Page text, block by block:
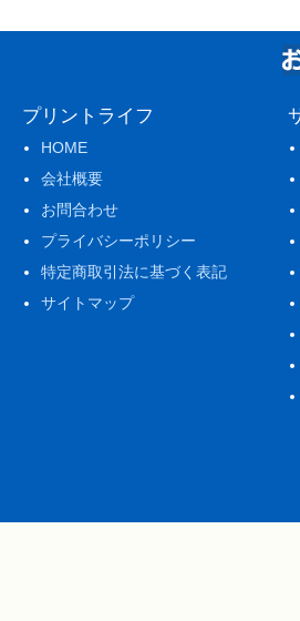
プリントライフ
HOME
会社概要
お問合わせ
プライバシーポリシー
特定商取引法に基づく表記
サイトマップ